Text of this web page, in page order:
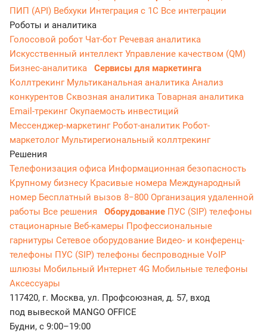
ПИП (API) Вебхуки Интеграция с 1С Все интеграции
Роботы и аналитика
Голосовой робот Чат-бот Речевая аналитика
Искусственный интеллект Управление качеством (QM)
Бизнес-аналитика
Сервисы для маркетинга
Коллтрекинг Мультиканальная аналитика Анализ
конкурентов Сквозная аналитика Товарная аналитика
Email-трекингОкупаемость инвестиций
Мессенджер‑маркетинг Робот-аналитик Робот-
маркетолог Мультирегиональный коллтрекинг
Решения
Телефонизация офиса Информационная безопасность
Крупному бизнесу Красивые номера Международный
номер Бесплатный вызов 8−800 Организация удаленной
работы Все решения Оборудование ПУС (SIP) телефоны
стационарные Веб-камеры Профессиональные
гарнитуры Сетевое оборудование Видео- и конференц-
телефоны ПУС (SIP) телефоны беспроводные VoIP
шлюзы Мобильный Интернет 4G Мобильные телефоны
Аксессуары
117420, г. Москва, ул. Профсоюзная, д. 57, вход
под вывеской MANGO OFFICE
Будни, с 9:00–19:00